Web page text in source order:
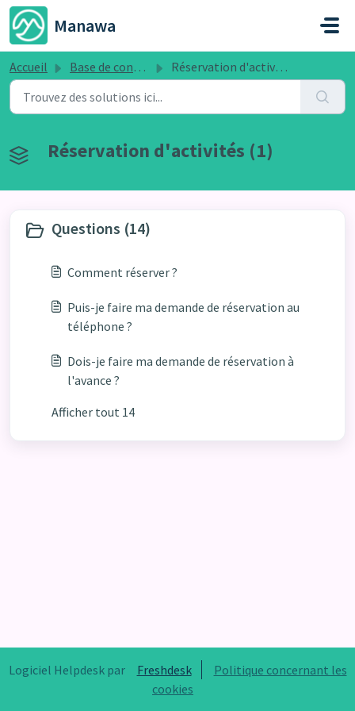
Passer au contenu principal
Manawa
Accueil Base de connaissances Réservation d'activités
Réservation d'activités (1)
Questions (14)
Comment réserver ?
Puis-je faire ma demande de réservation au
téléphone ?
Dois-je faire ma demande de réservation à
l'avance ?
Afficher tout 14
Logiciel Helpdesk par Freshdesk
Politique concernant les
cookies